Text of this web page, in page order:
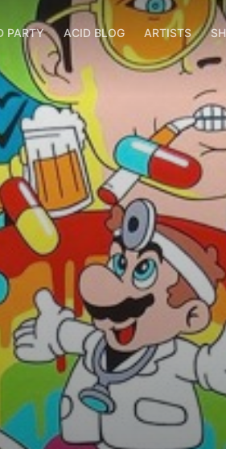
PARTY ACID BLOG ARTISTS